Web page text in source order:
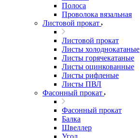
Полоса
Проволока вязальная
Листовой прокат
Листовой прокат
Листы холоднокатаные
Листы горячекатаные
Листы оцинкованные
Листы рифленые
Листы ПВЛ
Фасонный прокат
Фасонный прокат
Балка
Швеллер